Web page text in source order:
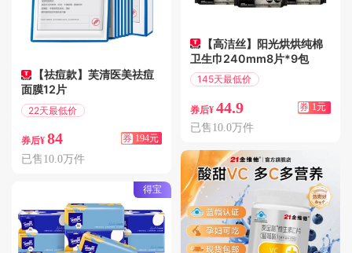
【祛痘款】芙清医美祛痘
面膜12片
22天最低价
券后¥ 84 券 194元
已售10.0万件
得宝
【高洁丝】阳光烘烘纯棉
卫生巾240mm8片*9包
145天最低价
券后¥ 44.9 券 1元
已售10.0万件